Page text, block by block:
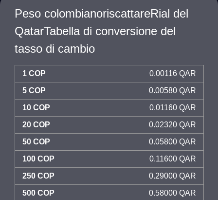
Peso colombianoriscattareRial del
QatarTabella di conversione del
tasso di cambio
1 COP 0.00116 QAR
5 COP 0.00580 QAR
10 COP 0.01160 QAR
20 COP 0.02320 QAR
50 COP 0.05800 QAR
100 COP 0.11600 QAR
250 COP 0.29000 QAR
500 COP 0.58000 QAR